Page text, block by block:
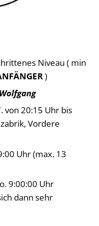
Niveau ( min
)
von 20:15 Uhr bis
Vordere
Uhr (max. 13
9:00:00 Uhr
dann sehr